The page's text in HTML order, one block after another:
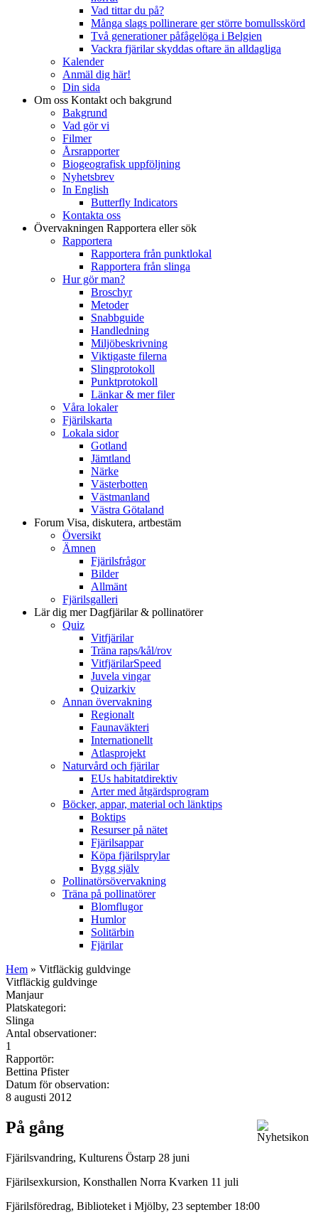
Vad tittar du på?
Många slags pollinerare ger större bomullsskörd
Två generationer påfågelöga i Belgien
Vackra fjärilar skyddas oftare än alldagliga
Kalender
Anmäl dig här!
Din sida
Om oss Kontakt och bakgrund
Bakgrund
Vad gör vi
Filmer
Årsrapporter
Biogeografisk uppföljning
Nyhetsbrev
In English
Butterfly Indicators
Kontakta oss
Övervakningen Rapportera eller sök
Rapportera
Rapportera från punktlokal
Rapportera från slinga
Hur gör man?
Broschyr
Metoder
Snabbguide
Handledning
Miljöbeskrivning
Viktigaste filerna
Slingprotokoll
Punktprotokoll
Länkar & mer filer
Våra lokaler
Fjärilskarta
Lokala sidor
Gotland
Jämtland
Närke
Västerbotten
Västmanland
Västra Götaland
Forum Visa, diskutera, artbestäm
Översikt
Ämnen
Fjärilsfrågor
Bilder
Allmänt
Fjärilsgalleri
Lär dig merDagfjärilar & pollinatörer
Quiz
Vitfjärilar
Träna raps/kål/rov
VitfjärilarSpeed
Juvela vingar
Quizarkiv
Annan övervakning
Regionalt
Faunaväkteri
Internationellt
Atlasprojekt
Naturvård och fjärilar
EUs habitatdirektiv
Arter med åtgärdsprogram
Böcker, appar, material och länktips
Boktips
Resurser på nätet
Fjärilsappar
Köpa fjärilsprylar
Bygg själv
Pollinatörsövervakning
Träna på pollinatörer
Blomflugor
Humlor
Solitärbin
Fjärilar
Hem » Vitfläckig guldvinge
Vitfläckig guldvinge
Manjaur
Platskategori:
Slinga
Antal observationer:
1
Rapportör:
Bettina Pfister
Datum för observation:
8 augusti 2012
På gång
Fjärilsvandring, Kulturens Östarp 28 juni
Fjärilsexkursion, Konsthallen Norra Kvarken 11 juli
Fjärilsföredrag, Biblioteket i Mjölby, 23 september 18:00